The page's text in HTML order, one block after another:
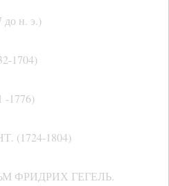
н. э.)
1704)
1776)
1804)
ФРИДРИХ ГЕГЕЛЬ.